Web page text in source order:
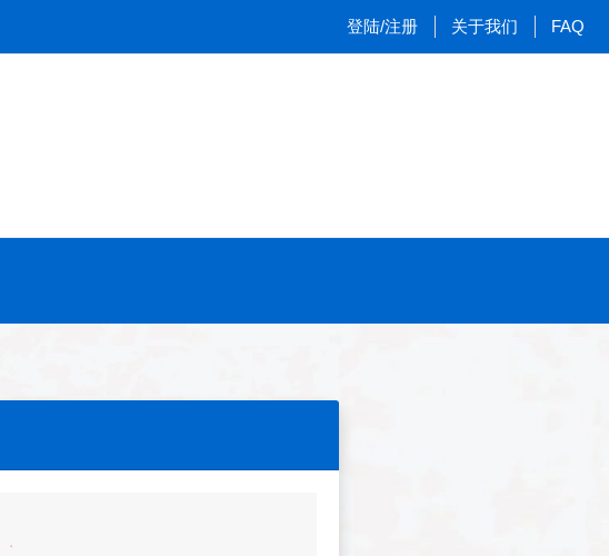
登陆/注册 关于我们 FAQ